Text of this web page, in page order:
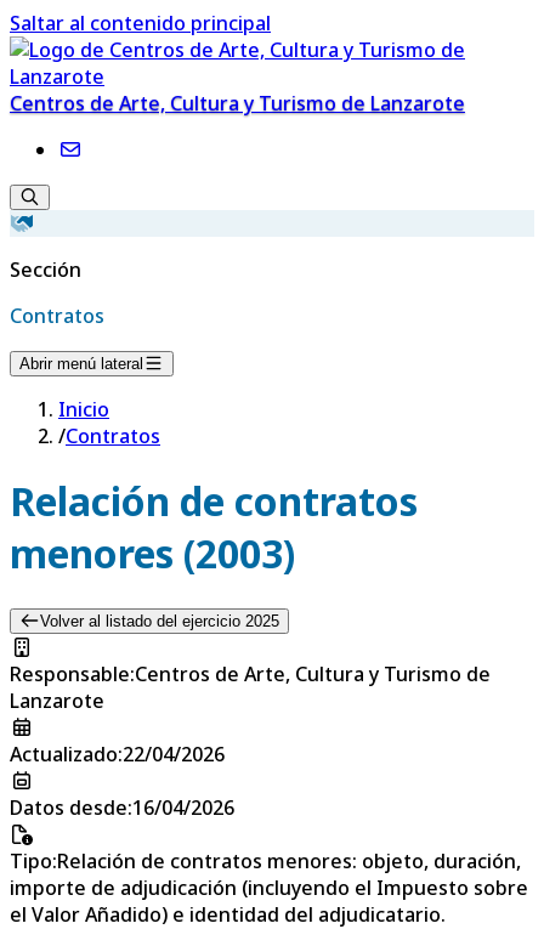
Saltar al contenido principal
Centros de Arte, Cultura y Turismo de Lanzarote
Sección
Contratos
Abrir menú lateral
Inicio
/Contratos
Relación de contratos
menores (2003)
Volver al listado del ejercicio 2025
Responsable:Centros de Arte, Cultura y Turismo de
Lanzarote
Actualizado:22/04/2026
Datos desde:16/04/2026
Tipo:Relación de contratos menores: objeto, duración,
importe de adjudicación (incluyendo el Impuesto sobre
el Valor Añadido) e identidad del adjudicatario.